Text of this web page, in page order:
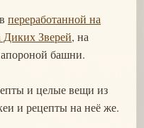
переработанной на
Зверей, на
башни.
и целые вещи из
и рецепты на неё же.